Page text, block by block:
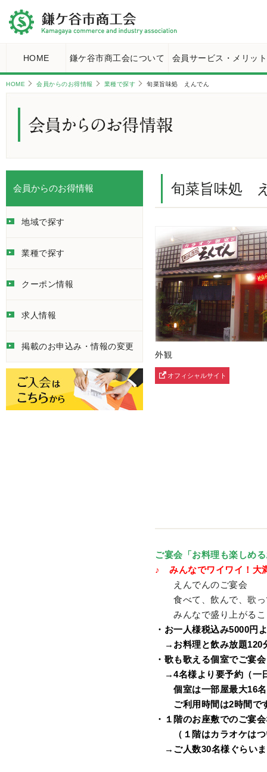
HOME 鎌ケ谷市商工会について 会員サービス・メリット
HOME 会員からのお得情報 業種で探す 旬菜旨味処 えんでん
会員からのお得情報
地域で探す
業種で探す
クーポン情報
求人情報
掲載のお申込み・情報の変更
旬菜旨味処
外観
オフィシャルサイト
ご宴会「お料理も楽しめ
♪ みんなでワイワイ！大
えんでんのご宴会
食べて、飲んで、歌っ
みんなで盛り上がるこ
・お一人様税込み5000円
→お料理と飲み放題120
・歌も歌える個室でご宴
→4名様より要予約（一
個室は一部屋最大16名
ご利用時間は2時間で
・１階のお座敷でのご宴
（１階はカラオケはつ
→ご人数30名様ぐらい